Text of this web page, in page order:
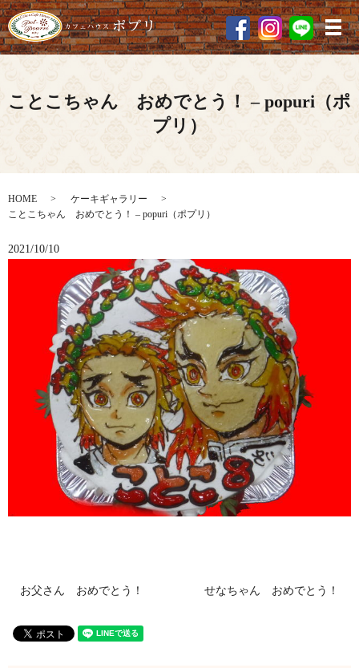
メ
ことこちゃん おめでとう！ – popuri（ポ
プリ）
HOME
ケーキギャラリー
ことこちゃん おめでとう！ – popuri（ポプリ）
2021/10/10
お父さん おめでとう！ せなちゃん おめでとう！